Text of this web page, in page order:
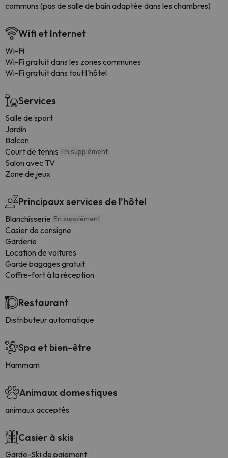
communs (pas de salle de bain adaptée dans les chambres)
Wifi et Internet
Wi-Fi
Wi-Fi gratuit dans les zones communes
Wi-Fi gratuit dans tout l'hôtel
Services
Salle de sport
Jardin
Balcon
Court de tennis En supplément
Salon avec TV
Zone de jeux
Principaux services de l'hôtel
Blanchisserie En supplément
Casier de consigne
Garderie
Location de voitures
Garde bagages gratuit
Coffre-fort à la réception
Restaurant
Distributeur automatique
Spa et bien-être
Hammam
Animaux domestiques
animaux acceptés
Casier à skis
Garde-Ski de paiement